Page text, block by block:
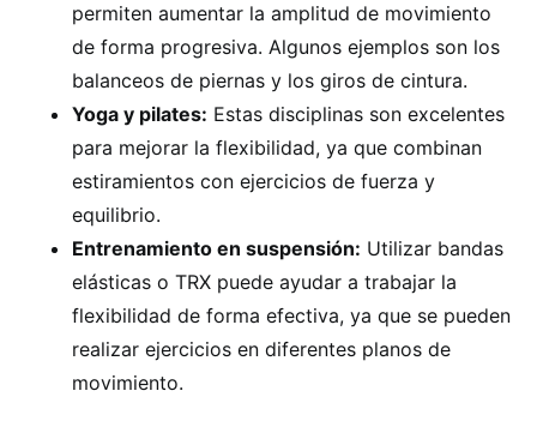
permiten aumentar la amplitud de movimiento
de forma progresiva. Algunos ejemplos son los
balanceos de piernas y los giros de cintura.
Yoga y pilates: Estas disciplinas son excelentes
para mejorar la flexibilidad, ya que combinan
estiramientos con ejercicios de fuerza y
equilibrio.
Entrenamiento en suspensión: Utilizar bandas
elásticas o TRX puede ayudar a trabajar la
flexibilidad de forma efectiva, ya que se pueden
realizar ejercicios en diferentes planos de
movimiento.